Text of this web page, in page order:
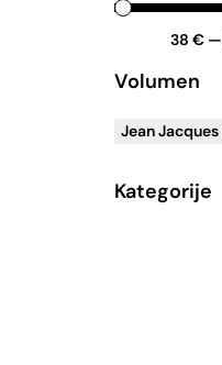
38 €—
Volumen
Jean Jacques
Kategorije